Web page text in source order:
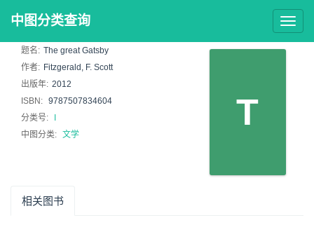
中图分类查询
T
题名: The great Gatsby
作者: Fitzgerald, F. Scott
出版年: 2012
ISBN: 9787507834604
分类号:
中图分类: 文学
相关图书